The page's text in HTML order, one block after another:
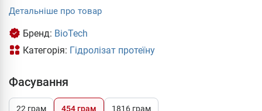
Детальніше про товар
Бренд: BioTech
Категорія: Гідролізат протеїну
Фасування
22 грам 454 грам 1816 грам